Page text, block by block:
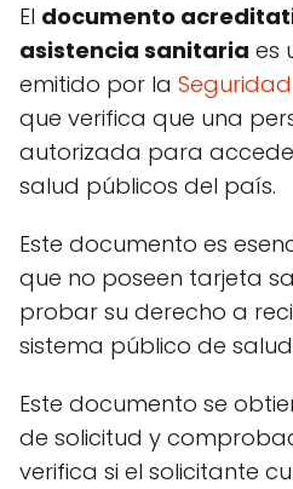
El documento
asistencia sanitaria es
emitido por la
que verifica que una
autorizada para
salud públicos del país.
Este documento es
que no poseen tarjeta
probar su derecho a
sistema público de
Este documento se
de solicitud y
verifica si el solicitante